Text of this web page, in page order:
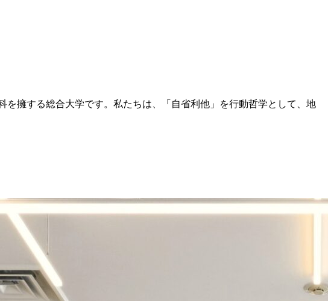
を擁する総合大学です。私たちは、「自省利他」を行動哲学として、地